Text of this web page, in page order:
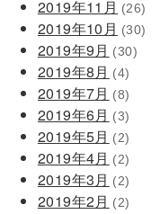
2019年11月 (26)
2019年10月 (30)
2019年9月 (30)
2019年8月 (4)
2019年7月 (8)
2019年6月 (3)
2019年5月 (2)
2019年4月 (2)
2019年3月 (2)
2019年2月 (2)